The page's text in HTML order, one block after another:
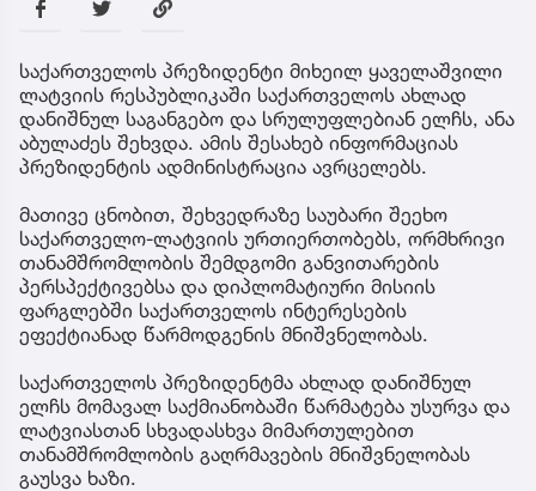
საქართველოს პრეზიდენტი მიხეილ ყაველაშვილი
ლატვიის რესპუბლიკაში საქართველოს ახლად
დანიშნულ საგანგებო და სრულუფლებიან ელჩს, ანა
აბულაძეს შეხვდა. ამის შესახებ ინფორმაციას
პრეზიდენტის ადმინისტრაცია ავრცელებს.
მათივე ცნობით, შეხვედრაზე საუბარი შეეხო
საქართველო-ლატვიის ურთიერთობებს, ორმხრივი
თანამშრომლობის შემდგომი განვითარების
პერსპექტივებსა და დიპლომატიური მისიის
ფარგლებში საქართველოს ინტერესების
ეფექტიანად წარმოდგენის მნიშვნელობას.
საქართველოს პრეზიდენტმა ახლად დანიშნულ
ელჩს მომავალ საქმიანობაში წარმატება უსურვა და
ლატვიასთან სხვადასხვა მიმართულებით
თანამშრომლობის გაღრმავების მნიშვნელობას
გაუსვა ხაზი.